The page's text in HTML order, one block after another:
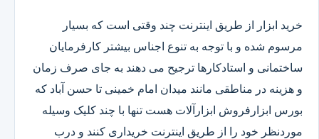
خرید ابزار از طریق اینترنت چند وقتی است که بسیار
مرسوم شده و با توجه به تنوع اجناس بیشتر کارفرمایان
ساختمانی و استادکارها ترجیح می دهند به جای صرف زمان
و هزینه در مناطقی مانند میدان امام خمینی تا حسن آباد که
بورس ابزارفروش ابزارآلات هست تنها با چند کلیک وسیله
موردنظر خود را از طریق اینترنت خریداری کنند و درب